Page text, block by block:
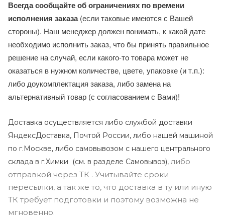
Всегда сообщайте об ограничениях по времени
исполнения заказа(если таковые имеются с Вашей
стороны). Наш менеджер должен понимать, к какой дате
необходимо исполнить заказ, что бы принять правильное
решение на случай, если какого-то товара может не
оказаться в нужном количестве, цвете, упаковке (и т.п.):
либо доукомплектация заказа, либо замена на
альтернативный товар (с согласованием с Вами)!
Доставка осуществляется либо службой доставки
ЯндексДоставка, Почтой России, либо нашей машиной
по г.Москве, либо самовывозом с нашего центрального
склада в г.Химки (см. в разделе Самовывоз), либо
отправкой через ТК . Учитывайте сроки
пересылки, а так же то, что доставка в ту или иную
ТК требует подготовки и поэтому возможна не
мгновенно.